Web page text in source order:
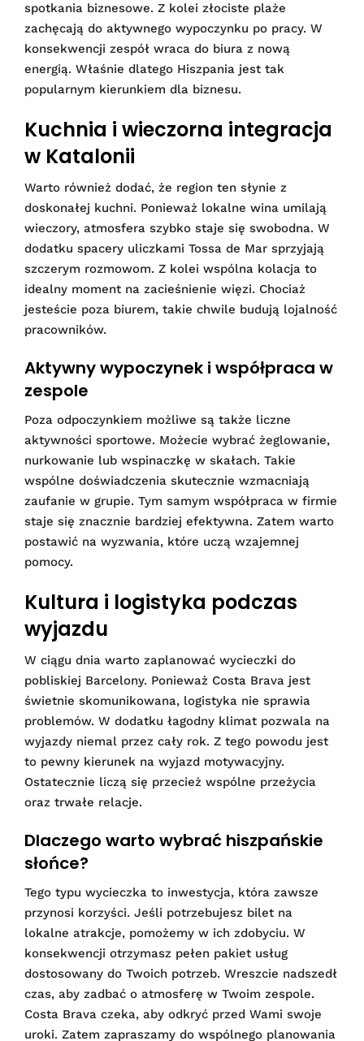
spotkania biznesowe. Z kolei złociste plaże
zachęcają do aktywnego wypoczynku po pracy. W
konsekwencji zespół wraca do biura z nową
energią. Właśnie dlatego Hiszpania jest tak
popularnym kierunkiem dla biznesu.
Kuchnia i wieczorna integracja
w Katalonii
Warto również dodać, że region ten słynie z
doskonałej kuchni. Ponieważ lokalne wina umilają
wieczory, atmosfera szybko staje się swobodna. W
dodatku spacery uliczkami Tossa de Mar sprzyjają
szczerym rozmowom. Z kolei wspólna kolacja to
idealny moment na zacieśnienie więzi. Chociaż
jesteście poza biurem, takie chwile budują lojalność
pracowników.
Aktywny wypoczynek i współpraca w
zespole
Poza odpoczynkiem możliwe są także liczne
aktywności sportowe. Możecie wybrać żeglowanie,
nurkowanie lub wspinaczkę w skałach. Takie
wspólne doświadczenia skutecznie wzmacniają
zaufanie w grupie. Tym samym współpraca w firmie
staje się znacznie bardziej efektywna. Zatem warto
postawić na wyzwania, które uczą wzajemnej
pomocy.
Kultura i logistyka podczas
wyjazdu
W ciągu dnia warto zaplanować wycieczki do
pobliskiej Barcelony. Ponieważ Costa Brava jest
świetnie skomunikowana, logistyka nie sprawia
problemów. W dodatku łagodny klimat pozwala na
wyjazdy niemal przez cały rok. Z tego powodu jest
to pewny kierunek na wyjazd motywacyjny.
Ostatecznie liczą się przecież wspólne przeżycia
oraz trwałe relacje.
Dlaczego warto wybrać hiszpańskie
słońce?
Tego typu wycieczka to inwestycja, która zawsze
przynosi korzyści. Jeśli potrzebujesz bilet na
lokalne atrakcje, pomożemy w ich zdobyciu. W
konsekwencji otrzymasz pełen pakiet usług
dostosowany do Twoich potrzeb. Wreszcie nadszedł
czas, aby zadbać o atmosferę w Twoim zespole.
Costa Brava czeka, aby odkryć przed Wami swoje
uroki. Zatem zapraszamy do wspólnego planowania